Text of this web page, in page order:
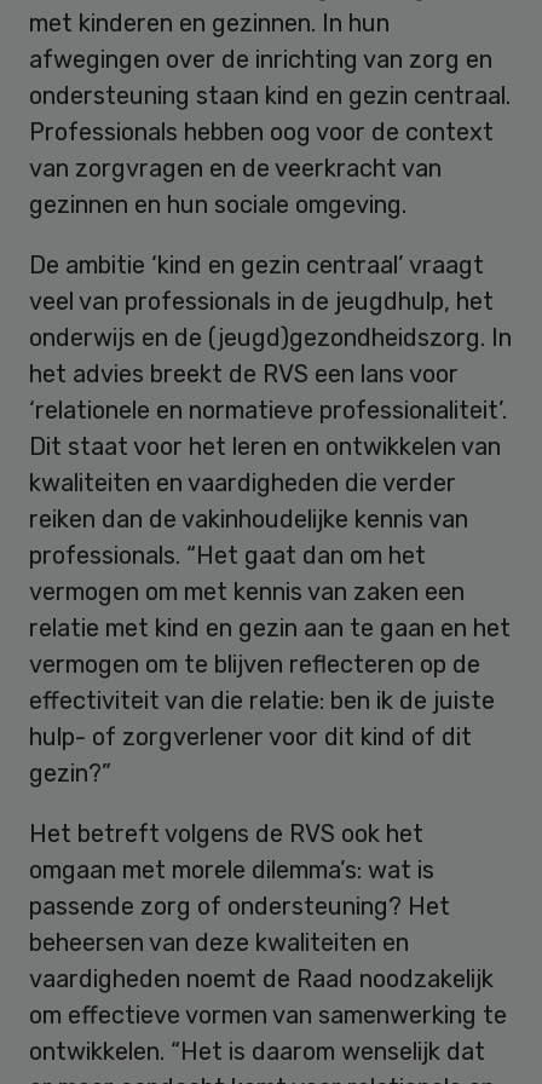
met kinderen en gezinnen. In hun
afwegingen over de inrichting van zorg en
ondersteuning staan kind en gezin centraal.
Professionals hebben oog voor de context
van zorgvragen en de veerkracht van
gezinnen en hun sociale omgeving.
De ambitie ‘kind en gezin centraal’ vraagt
veel van professionals in de jeugdhulp, het
onderwijs en de (jeugd)gezondheidszorg. In
het advies breekt de RVS een lans voor
‘relationele en normatieve professionaliteit’.
Dit staat voor het leren en ontwikkelen van
kwaliteiten en vaardigheden die verder
reiken dan de vakinhoudelijke kennis van
professionals. “Het gaat dan om het
vermogen om met kennis van zaken een
relatie met kind en gezin aan te gaan en het
vermogen om te blijven reflecteren op de
effectiviteit van die relatie: ben ik de juiste
hulp- of zorgverlener voor dit kind of dit
gezin?”
Het betreft volgens de RVS ook het
omgaan met morele dilemma’s: wat is
passende zorg of ondersteuning? Het
beheersen van deze kwaliteiten en
vaardigheden noemt de Raad noodzakelijk
om effectieve vormen van samenwerking te
ontwikkelen. “Het is daarom wenselijk dat